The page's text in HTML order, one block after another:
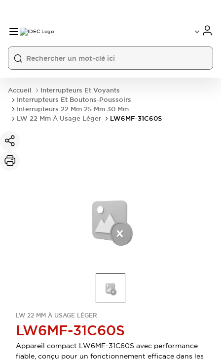
Accueil
Interrupteurs Et Voyants
Interrupteurs Et Boutons-Poussoirs
Interrupteurs 22 Mm 25 Mm 30 Mm
LW 22 Mm À Usage Léger
LW6MF-31C60S
LW 22 MM À USAGE LÉGER
LW6MF-31C60S
Appareil compact LW6MF-31C60S avec performance
fiable, conçu pour un fonctionnement efficace dans les